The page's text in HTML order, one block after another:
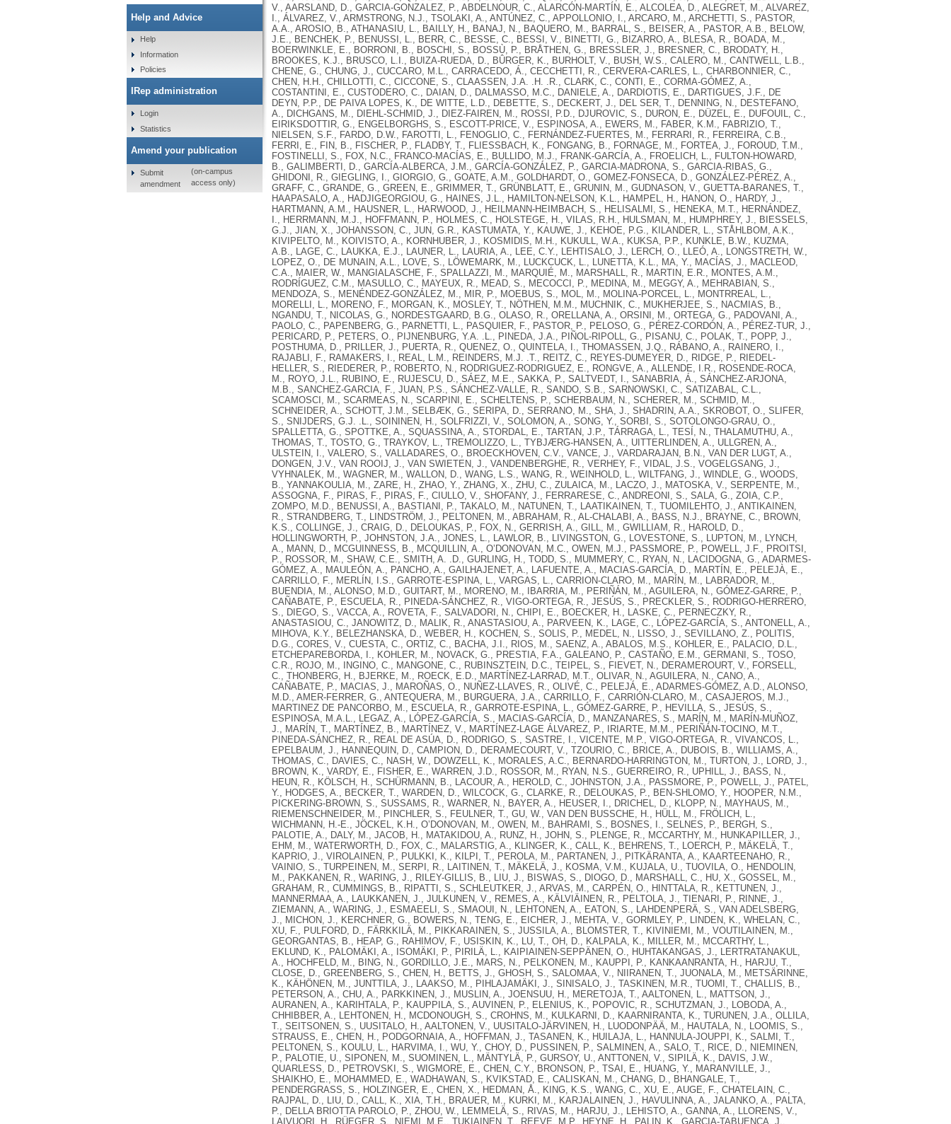
Help and Advice
Help
Information
Policies
IRep administration
Login
Statistics
Amend your publication
Submit
amendment
(on-campus
access only)